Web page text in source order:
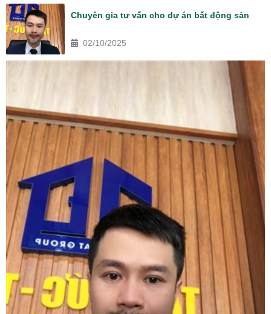
Chuyên gia tư vấn cho dự án bất động sản
02/10/2025